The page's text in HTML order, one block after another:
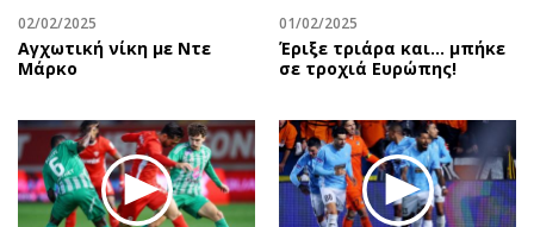
02/02/2025
Αγχωτική νίκη με Ντε
Μάρκο
01/02/2025
Έριξε τριάρα και… μπήκε
σε τροχιά Ευρώπης!